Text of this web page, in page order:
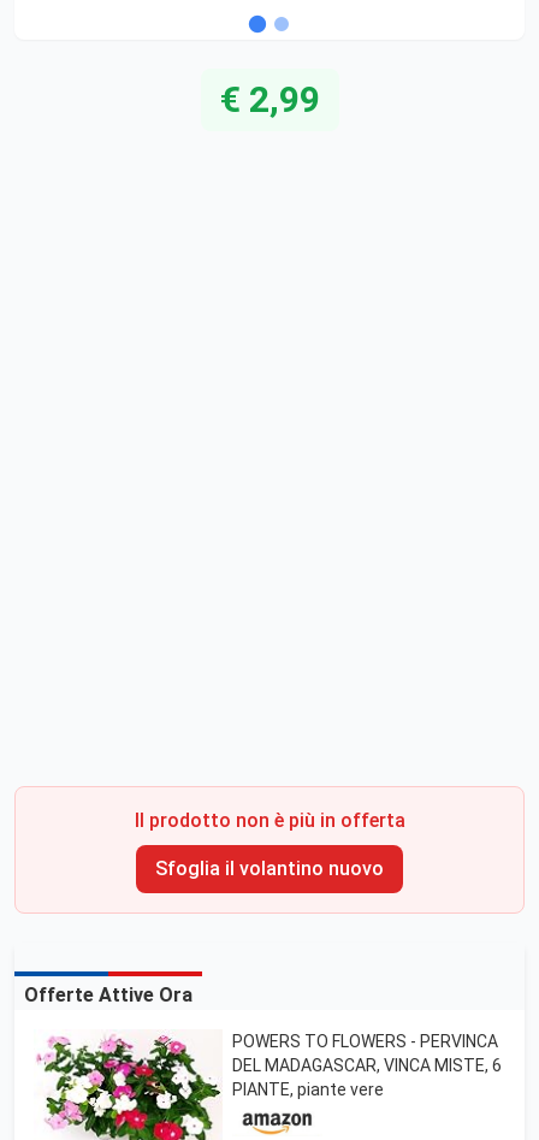
€ 2,99
Il prodotto non è più in offerta
Sfoglia il volantino nuovo
Offerte Attive Ora
POWERS TO FLOWERS - PERVINCA
DEL MADAGASCAR, VINCA MISTE, 6
PIANTE, piante vere